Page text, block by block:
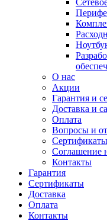
О нас
Акции
Гарантия и
Доставка и
Оплата
Вопросы и
Контакты
Гарантия
Сертификаты
Доставка
Оплата
Контакты